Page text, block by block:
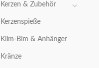
Kerzen & Zubehör
Kerzenspieße
Klim-Bim & Anhänger
Kränze